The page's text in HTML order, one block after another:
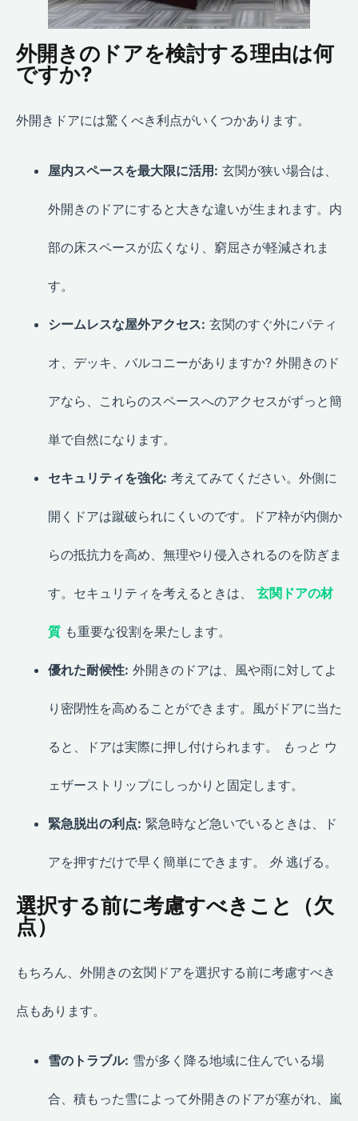
外開きのドアを検討する理由は何
ですか?
外開きドアには驚くべき利点がいくつかあります。
屋内スペースを最大限に活用: 玄関が狭い場合は、
外開きのドアにすると大きな違いが生まれます。内
部の床スペースが広くなり、窮屈さが軽減されま
す。
シームレスな屋外アクセス: 玄関のすぐ外にパティ
オ、デッキ、バルコニーがありますか? 外開きのド
アなら、これらのスペースへのアクセスがずっと簡
単で自然になります。
セキュリティを強化: 考えてみてください。外側に
開くドアは蹴破られにくいのです。ドア枠が内側か
らの抵抗力を高め、無理やり侵入されるのを防ぎま
す。セキュリティを考えるときは、 玄関ドアの材
質 も重要な役割を果たします。
優れた耐候性: 外開きのドアは、風や雨に対してよ
り密閉性を高めることができます。風がドアに当た
ると、ドアは実際に押し付けられます。 もっと ウ
ェザーストリップにしっかりと固定します。
緊急脱出の利点: 緊急時など急いでいるときは、ド
アを押すだけで早く簡単にできます。 外逃げる。
選択する前に考慮すべきこと（欠
点）
もちろん、外開きの玄関ドアを選択する前に考慮すべき
点もあります。
雪のトラブル: 雪が多く降る地域に住んでいる場
合、積もった雪によって外開きのドアが塞がれ、嵐